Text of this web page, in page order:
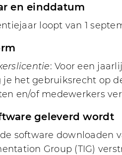
en einddatum
loopt van 1
: Voor een
je het gebruiksrecht op
en/of medewerkers
geleverd wordt
software downloaden
Group (TIG)